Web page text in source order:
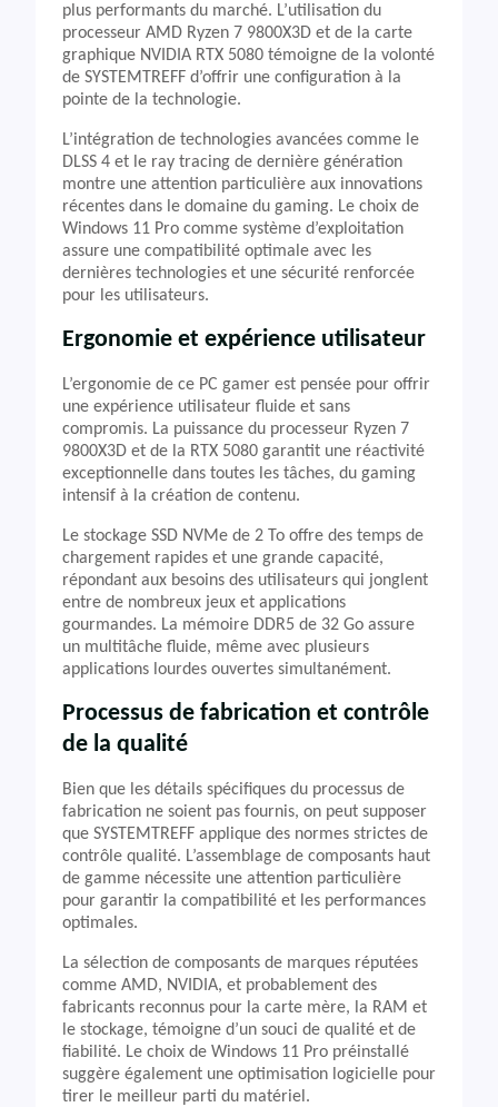
plus performants du marché. L’utilisation du
processeur AMD Ryzen 7 9800X3D et de la carte
graphique NVIDIA RTX 5080 témoigne de la volonté
de SYSTEMTREFF d’offrir une configuration à la
pointe de la technologie.
L’intégration de technologies avancées comme le
DLSS 4 et le ray tracing de dernière génération
montre une attention particulière aux innovations
récentes dans le domaine du gaming. Le choix de
Windows 11 Pro comme système d’exploitation
assure une compatibilité optimale avec les
dernières technologies et une sécurité renforcée
pour les utilisateurs.
Ergonomie et expérience utilisateur
L’ergonomie de ce PC gamer est pensée pour offrir
une expérience utilisateur fluide et sans
compromis. La puissance du processeur Ryzen 7
9800X3D et de la RTX 5080 garantit une réactivité
exceptionnelle dans toutes les tâches, du gaming
intensif à la création de contenu.
Le stockage SSD NVMe de 2 To offre des temps de
chargement rapides et une grande capacité,
répondant aux besoins des utilisateurs qui jonglent
entre de nombreux jeux et applications
gourmandes. La mémoire DDR5 de 32 Go assure
un multitâche fluide, même avec plusieurs
applications lourdes ouvertes simultanément.
Processus de fabrication et contrôle
de la qualité
Bien que les détails spécifiques du processus de
fabrication ne soient pas fournis, on peut supposer
que SYSTEMTREFF applique des normes strictes de
contrôle qualité. L’assemblage de composants haut
de gamme nécessite une attention particulière
pour garantir la compatibilité et les performances
optimales.
La sélection de composants de marques réputées
comme AMD, NVIDIA, et probablement des
fabricants reconnus pour la carte mère, la RAM et
le stockage, témoigne d’un souci de qualité et de
fiabilité. Le choix de Windows 11 Pro préinstallé
suggère également une optimisation logicielle pour
tirer le meilleur parti du matériel.